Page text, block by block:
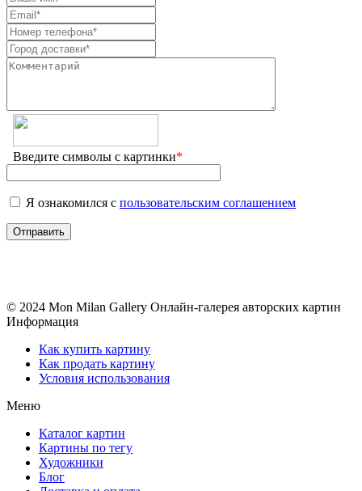
Введите символы с картинки*
Я ознакомился с пользовательским соглашением
© 2024 Mon Milan Gallery Онлайн-галерея авторских картин
Информация
Как купить картину
Как продать картину
Условия использования
Меню
Каталог картин
Картины по тегу
Художники
Блог